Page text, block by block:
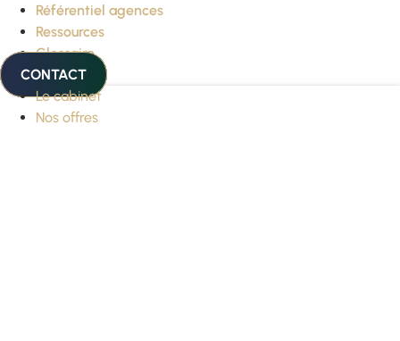
Référentiel agences
Ressources
Glossaire
CONTACT
Le cabinet
Nos offres